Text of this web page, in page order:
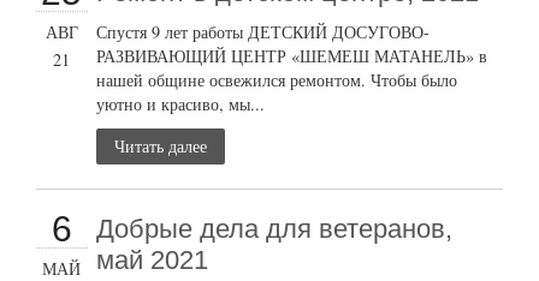
АВГ
21
Спустя 9 лет работы ДЕТСКИЙ ДОСУГОВО-
РАЗВИВАЮЩИЙ ЦЕНТР «ШЕМЕШ МАТАНЕЛЬ» в
нашей общине освежился ремонтом. Чтобы было
уютно и красиво, мы...
Читать далее
6
МАЙ
Добрые дела для ветеранов,
май 2021